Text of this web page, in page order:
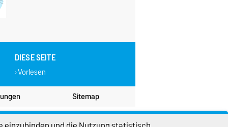
DIESE SEITE
Vorlesen
Sitemap